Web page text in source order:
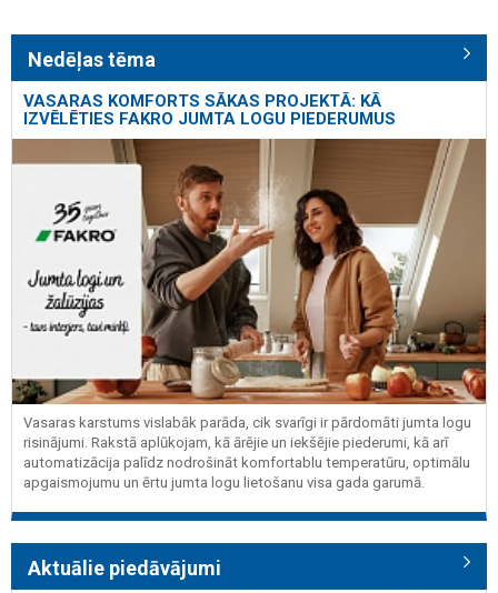
Nedēļas tēma
VASARAS KOMFORTS SĀKAS PROJEKTĀ: KĀ
IZVĒLĒTIES FAKRO JUMTA LOGU PIEDERUMUS
Vasaras karstums vislabāk parāda, cik svarīgi ir pārdomāti jumta logu
risinājumi. Rakstā aplūkojam, kā ārējie un iekšējie piederumi, kā arī
automatizācija palīdz nodrošināt komfortablu temperatūru, optimālu
apgaismojumu un ērtu jumta logu lietošanu visa gada garumā.
Aktuālie piedāvājumi